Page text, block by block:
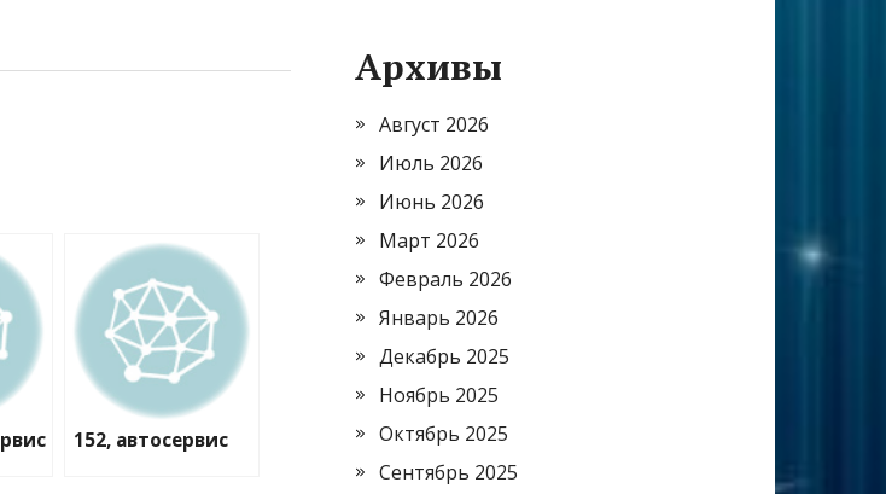
152, автосервис
Архивы
Август 2026
Июль 2026
Июнь 2026
Март 2026
Февраль 2026
Январь 2026
Декабрь 2025
Ноябрь 2025
Октябрь 2025
Сентябрь 2025